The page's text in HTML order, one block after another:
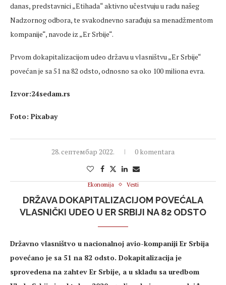
danas, predstavnici „Etihada“ aktivno učestvuju u radu našeg
Nadzornog odbora, te svakodnevno sarađuju sa menadžmentom
kompanije“, navode iz „Er Srbije“.
Prvom dokapitalizacijom udeo državu u vlasništvu „Er Srbije“
povećan je sa 51 na 82 odsto, odnosno sa oko 100 miliona evra.
Izvor:24sedam.rs
Foto: Pixabay
28. септембар 2022. 0 komentara
Ekonomija Vesti
DRŽAVA DOKAPITALIZACIJOM POVEĆALA
VLASNIČKI UDEO U ER SRBIJI NA 82 ODSTO
Državno vlasništvo u nacionalnoj avio-kompaniji Er Srbija
povećano je sa 51 na 82 odsto. Dokapitalizacija je
sprovedena na zahtev Er Srbije, a u skladu sa uredbom